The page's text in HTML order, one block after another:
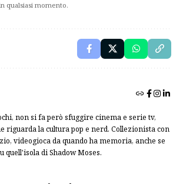
qualsiasi momento.
non si fa però sfuggire cinema e serie tv,
riguarda la cultura pop e nerd. Collezionista con
videogioca da quando ha memoria, anche se
quell'isola di Shadow Moses.